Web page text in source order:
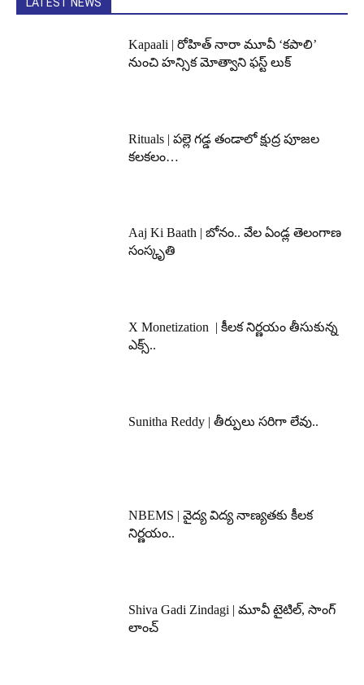
Kapaali | రోహిత్ నారా మూవీ ‘కపాలి’
నుంచి హన్సిక మోత్వాని ఫస్ట్ లుక్
Rituals | పల్లె గడ్డ తండాలో క్షుద్ర పూజల
కలకలం…
Aaj Ki Baath | బోనం.. వేల ఏండ్ల తెలంగాణ
సంస్కృతి
X Monetization | కీలక నిర్ణయం తీసుకున్న
ఎక్స్..
Sunitha Reddy | తీర్పులు సరిగా లేవు..
NBEMS | వైద్య విద్య నాణ్యతకు కీలక
నిర్ణయం..
Shiva Gadi Zindagi | మూవీ టైటిల్, సాంగ్
లాంచ్